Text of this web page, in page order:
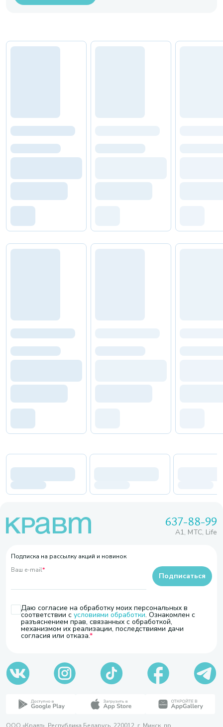
637-88-99
A1, МТС, Life
Подписка на рассылку акций и новинок
Ваш e-mail*
Даю согласие на обработку моих персональных в
соответствии с условиями обработки. Ознакомлен с
разъяснением прав, связанных с обработкой,
механизмом их реализации, последствиями дачи
согласия или отказа.
Подписаться